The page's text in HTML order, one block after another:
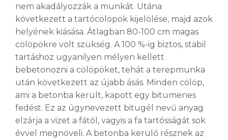
nem akadályozzák a munkát. Utána
következett a tartócölöpök kijelölése, majd azok
helyének kiásása. Átlagban 80-100 cm magas
cölöpökre volt szükség. A 100 %-ig biztos, stabil
tartáshoz ugyanilyen mélyen kellett
bebetonozni a cölöpöket, tehát a terepmunka
után következett az újabb ásás. Minden cölöp,
ami a betonba került, kapott egy bitumenes
fedést. Ez az úgynevezett bitugél nevű anyag
elzárja a vizet a fától, vagyis a fa tartósságát sok
évvel megnöveli. A betonba kerülő résznek az